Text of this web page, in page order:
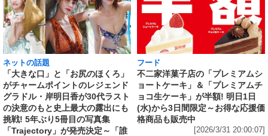
ネットの話題
「大きな口」と「お尻のほくろ」
がチャームポイントのレジェンド
グラドル・岸明日香が30代ラスト
の決意のもと史上最大の露出にも
挑戦! 5年ぶり5冊目の写真集
「Trajectory」が発売決定～「誰
フード
不二家洋菓子店の「プレミアムシ
ョートケーキ」＆「プレミアムチ
ョコ生ケーキ」が半額! 明日1日
(水)から3日間限定～お得な応援価
格商品も販売中
[2026/3/31 20:00:07]